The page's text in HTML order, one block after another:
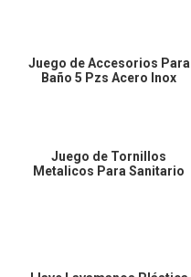
Juego de Accesorios Para
Baño 5 Pzs Acero Inox
Juego de Tornillos
Metalicos Para Sanitario